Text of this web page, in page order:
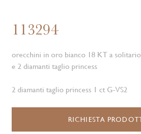
113294
orecchini in oro bianco 18 KT a
e 2 diamanti taglio princess
2 diamanti taglio princess 1 ct G-VS2
RICHIESTA